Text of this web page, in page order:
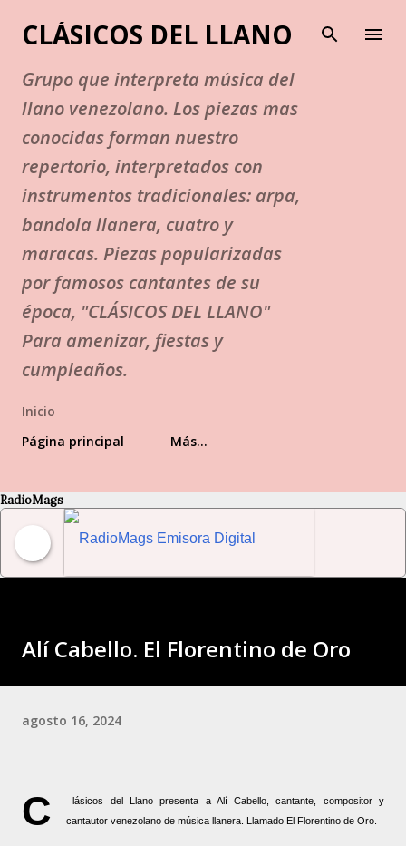
Ir al contenido principal
CLÁSICOS DEL LLANO
Grupo que interpreta música del
llano venezolano. Los piezas mas
conocidas forman nuestro
repertorio, interpretados con
instrumentos tradicionales: arpa,
bandola llanera, cuatro y
maracas. Piezas popularizadas
por famosos cantantes de su
época, "CLÁSICOS DEL LLANO"
Para amenizar, fiestas y
cumpleaños.
Inicio
Página principal
Más…
RadioMags
Alí Cabello. El Florentino de Oro
agosto 16, 2024
C
lásicos del Llano presenta a Alí Cabello, cantante, compositor y
cantautor venezolano de música llanera. Llamado El Florentino de Oro.